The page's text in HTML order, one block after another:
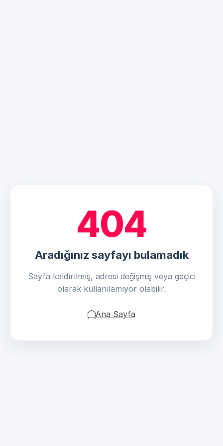
404
Aradığınız sayfayı bulamadık
Sayfa kaldırılmış, adresi değişmiş veya geçici
olarak kullanılamıyor olabilir.
Ana Sayfa